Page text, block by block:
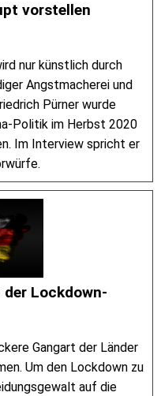
vorstellen
nur künstlich durch
Angstmacherei und
Pürner wurde
Politik im Herbst 2020
Im Interview spricht er
der Lockdown-
Gangart der Länder
Um den Lockdown zu
auf die